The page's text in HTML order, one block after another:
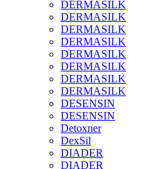
DERMASILK
DERMASILK
DERMASILK
DERMASILK
DERMASILK
DERMASILK
DERMASILK
DERMASILK
DESENSIN
DESENSIN
Detoxner
DexSil
DIADER
DIADER